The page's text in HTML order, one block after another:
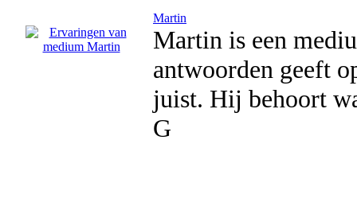
Martin
Martin is een
antwoorden geeft
juist. Hij behoort
G